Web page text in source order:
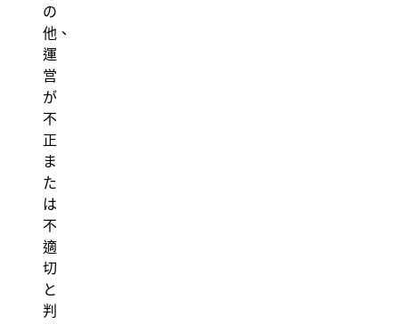
の
他、
運
営
が
不
正
ま
た
は
不
適
切
と
判